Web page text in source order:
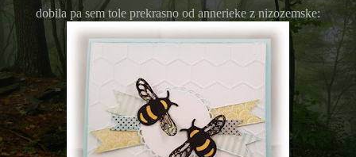
dobila pa sem tole prekrasno od annerieke z nizozemske: